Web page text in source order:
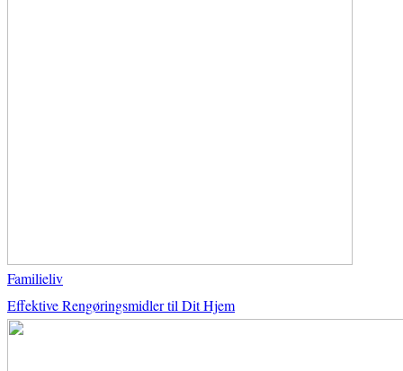
Familieliv
Effektive Rengøringsmidler til Dit Hjem